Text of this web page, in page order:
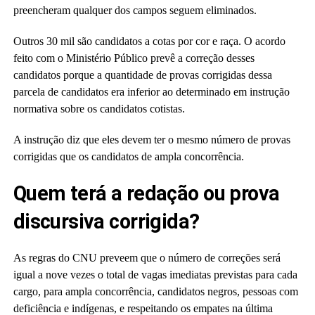
preencheram qualquer dos campos seguem eliminados.
Outros 30 mil são candidatos a cotas por cor e raça. O acordo
feito com o Ministério Público prevê a correção desses
candidatos porque a quantidade de provas corrigidas dessa
parcela de candidatos era inferior ao determinado em instrução
normativa sobre os candidatos cotistas.
A instrução diz que eles devem ter o mesmo número de provas
corrigidas que os candidatos de ampla concorrência.
Quem terá a redação ou prova
discursiva corrigida?
As regras do CNU preveem que o número de correções será
igual a nove vezes o total de vagas imediatas previstas para cada
cargo, para ampla concorrência, candidatos negros, pessoas com
deficiência e indígenas, e respeitando os empates na última